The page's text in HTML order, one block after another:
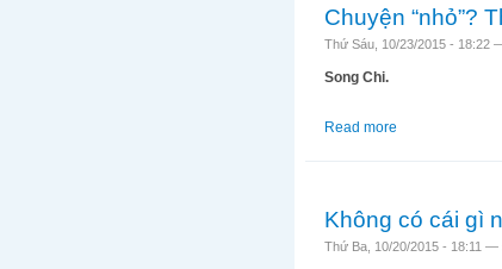
Chuyện “nhỏ”?
Thứ Sáu, 10/23/2015 - 18:22
Song Chi.
Read more
Không có cái gì
Thứ Ba, 10/20/2015 - 18:11 —